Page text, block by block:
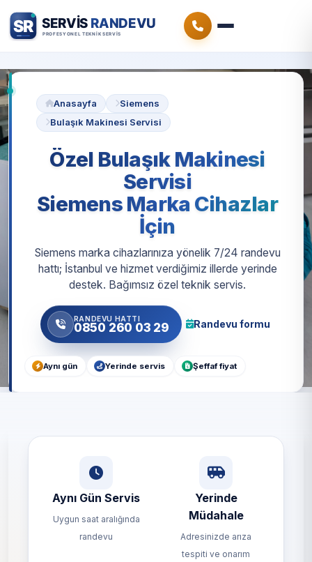
Anasayfa
Siemens
Bulaşık Makinesi Servisi
Özel Bulaşık Makinesi
Servisi
Siemens Marka Cihazlar
İçin
Siemens marka cihazlarınıza yönelik 7/24 randevu
hattı; İstanbul ve hizmet verdiğimiz illerde yerinde
destek. Bağımsız özel teknik servis.
RANDEVU HATTI
0850 260 03 29 Randevu formu
Aynı gün Yerinde servis Şeffaf fiyat
Aynı Gün Servis
Uygun saat aralığında
randevu
Yerinde
Müdahale
Adresinizde arıza
tespiti ve onarım